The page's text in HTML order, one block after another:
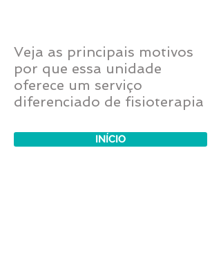
Veja as principais motivos
por que essa unidade
oferece um serviço
diferenciado de fisioterapia
INÍCIO